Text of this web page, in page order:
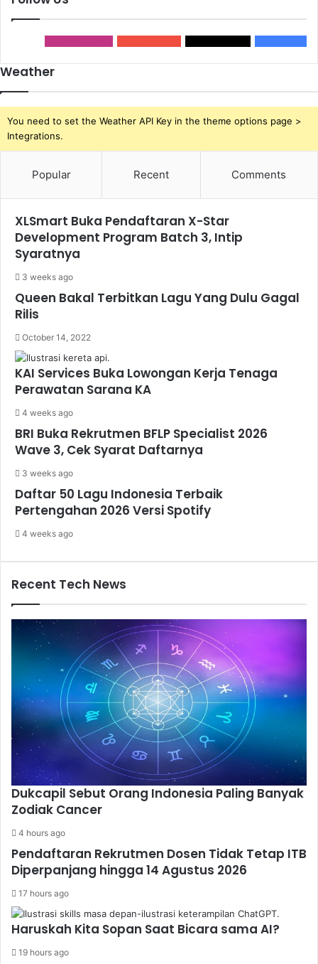
Weather
You need to set the Weather API Key in the theme options page >
Integrations.
Popular Recent Comments
XLSmart Buka Pendaftaran X-Star
Development Program Batch 3, Intip
Syaratnya
3 weeks ago
Queen Bakal Terbitkan Lagu Yang Dulu Gagal
Rilis
October 14, 2022
KAI Services Buka Lowongan Kerja Tenaga
Perawatan Sarana KA
4 weeks ago
BRI Buka Rekrutmen BFLP Specialist 2026
Wave 3, Cek Syarat Daftarnya
3 weeks ago
Daftar 50 Lagu Indonesia Terbaik
Pertengahan 2026 Versi Spotify
4 weeks ago
Recent Tech News
Dukcapil Sebut Orang Indonesia Paling Banyak
Zodiak Cancer
4 hours ago
Pendaftaran Rekrutmen Dosen Tidak Tetap ITB
Diperpanjang hingga 14 Agustus 2026
17 hours ago
Haruskah Kita Sopan Saat Bicara sama AI?
19 hours ago